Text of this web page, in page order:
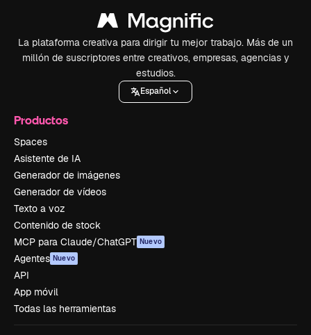
La plataforma creativa para dirigir tu mejor trabajo. Más de un
millón de suscriptores entre creativos, empresas, agencias y
estudios.
Español
Productos
Spaces
Asistente de IA
Generador de imágenes
Generador de vídeos
Texto a voz
Contenido de stock
MCP para Claude/ChatGPT Nuevo
Agentes Nuevo
API
App móvil
Todas las herramientas